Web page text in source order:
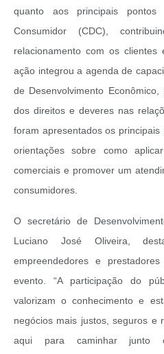
quanto aos principais
Consumidor (CDC),
relacionamento com os
ação integrou a agenda de
de Desenvolvimento
dos direitos e deveres nas
foram apresentados os
orientações sobre como
comerciais e promover um
consumidores.
O secretário de
Luciano José Oliveira,
empreendedores e
evento. “A participação do
valorizam o conhecimento e
negócios mais justos, seguros e
aqui para caminhar junto